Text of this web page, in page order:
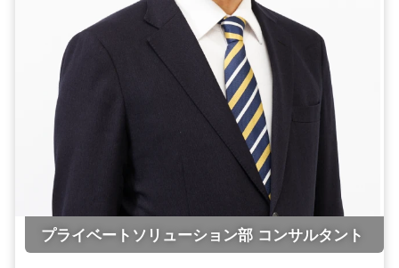
プライベートソリューション部 コンサルタント